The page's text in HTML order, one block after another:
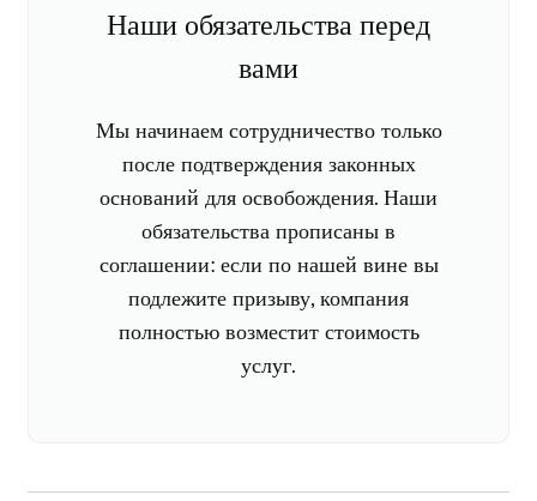
Наши обязательства перед
вами
Мы начинаем сотрудничество только
после подтверждения законных
оснований для освобождения. Наши
обязательства прописаны в
соглашении: если по нашей вине вы
подлежите призыву, компания
полностью возместит стоимость
услуг.